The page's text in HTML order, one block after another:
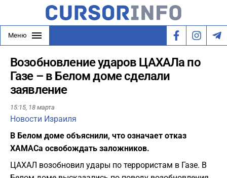
Меню
Возобновление ударов ЦАХАЛа по
Газе – в Белом доме сделали
заявление
15:15, 18 марта
Новости Израиля
В Белом доме объяснили, что означает отказ
ХАМАСа освобождать заложников.
ЦАХАЛ возобновил удары по террористам в Газе. В